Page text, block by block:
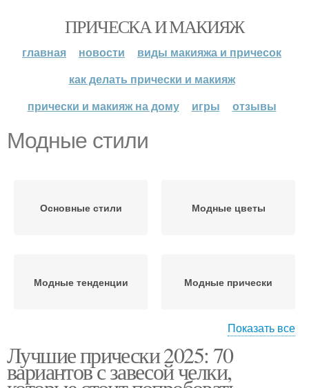
ПРИЧЕСКА И МАКИЯЖ
главная новости
виды макияжа и причесок
как делать прически и макияж
прически и макияж на дому
игры отзывы
Модные стили
Основные стили Модные цветы
Модные тенденции Модные прически
Стрижка в стиле Боб в стиле
Показать все
Лучшие прически 2025: 70
вариантов с завесой челки,